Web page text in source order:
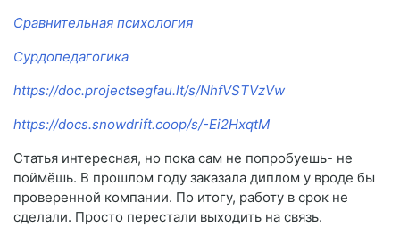
Сравнительная психология
Сурдопедагогика
https://doc.projectsegfau.lt/s/NhfVSTVzVw
https://docs.snowdrift.coop/s/-Ei2HxqtM
Статья интересная, но пока сам не попробуешь- не
поймёшь. В прошлом году заказала диплом у вроде бы
проверенной компании. По итогу, работу в срок не
сделали. Просто перестали выходить на связь.